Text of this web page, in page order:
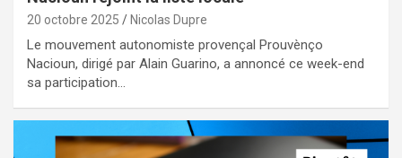
20 octobre 2025 Nicolas Dupre
Le mouvement autonomiste provençal Prouvènço
Nacioun, dirigé par Alain Guarino, a annoncé ce week-end
sa participation…